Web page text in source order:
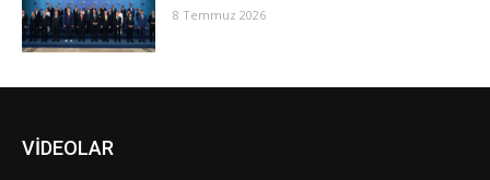
8 Temmuz 2026
VİDEOLAR